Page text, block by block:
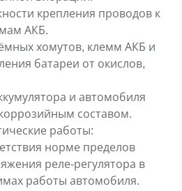
крепления проводов к
АКБ.
хомутов, клемм АКБ и
батареи от окислов,
и автомобиля
составом.
работы:
норме пределов
реле-регулятора в
работы автомобиля.